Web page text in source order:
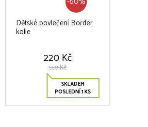
Dětské povlečení Border
kolie
220 Kč
550 Kč
SKLADEM
POSLEDNÍ 1 KS